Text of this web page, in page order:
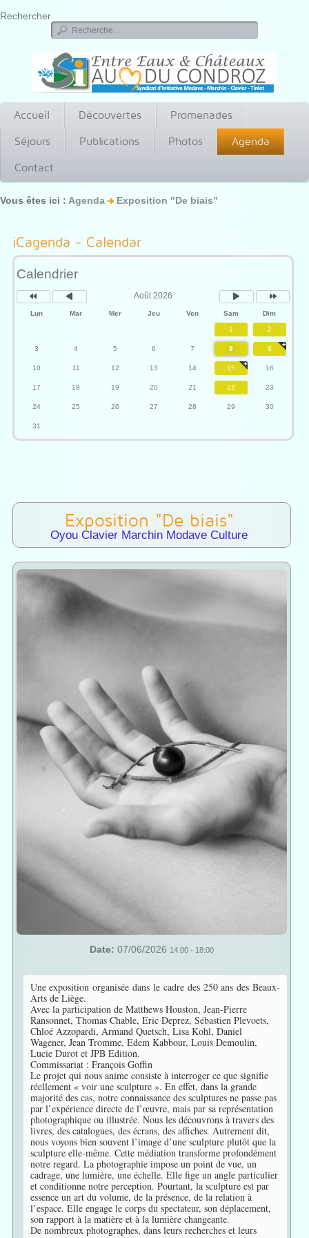
Rechercher
Accueil Découvertes
Promenades
Séjours
Publications Photos
Agenda
Contact
Vous êtes ici : Agenda Exposition "De biais"
iCagenda - Calendar
Calendrier
précédente précédent
Août 2026
Lun Mar Mer Jeu Ven Sam Dim
1 2
3 4 5 6 7 8 9
10 11 12 13 14 15 16
17 18 19 20 21 22 23
24 25 26 27 28 29 30
31
Exposition "De biais"
Oyou Clavier Marchin Modave Culture
Date: 07/06/2026 14:00- 18:00
Une exposition organisée dans le cadre des 250 ans des Beaux-
Arts de Liège.
Avec la participation de Matthews Houston, Jean-Pierre
Ransonnet, Thomas Chable, Eric Deprez, Sébastien Plevoets,
Chloé Azzopardi, Armand Quetsch, Lisa Kohl, Daniel
Wagener, Jean Tromme, Edem Kabbour, Louis Demoulin,
Lucie Durot et JPB Edition.
Commissariat : François Goffin
Le projet qui nous anime consiste à interroger ce que signifie
réellement « voir une sculpture ». En effet, dans la grande
majorité des cas, notre connaissance des sculptures ne passe pas
par l’expérience directe de l’œuvre, mais par sa représentation
photographique ou illustrée. Nous les découvrons à travers des
livres, des catalogues, des écrans, des affiches. Autrement dit,
nous voyons bien souvent l’image d’une sculpture plutôt que la
sculpture elle-même. Cette médiation transforme profondément
notre regard. La photographie impose un point de vue, un
cadrage, une lumière, une échelle. Elle fige un angle particulier
et conditionne notre perception. Pourtant, la sculpture est par
essence un art du volume, de la présence, de la relation à
l’espace. Elle engage le corps du spectateur, son déplacement,
son rapport à la matière et à la lumière changeante.
De nombreux photographes, dans leurs recherches et leurs